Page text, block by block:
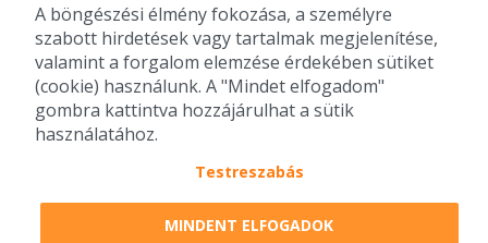
2010-2026 Copyright - Falatozz.hu - Diston-line Kft.
Pizza, gyros, hamburger, menük kedvező áron, egy helyen az összes
A böngészési élmény fokozása, a személyre
szabott hirdetések vagy tartalmak megjelenítése,
valamint a forgalom elemzése érdekében sütiket
(cookie) használunk. A "Mindet elfogadom"
gombra kattintva hozzájárulhat a sütik
használatához.
Testreszabás
MINDENT ELFOGADOK